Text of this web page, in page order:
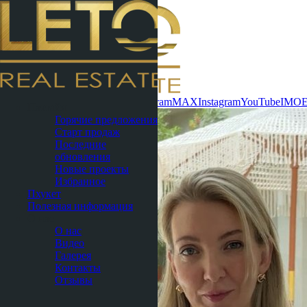
TelegramMAXInstagramYouTubeIMO
Горячие предложения
Старт продаж
Последние
обновления
Новые проекты
Избранное
Пхукет
Полезная информация
О нас
Видео
Галерея
Контакты
Отзывы